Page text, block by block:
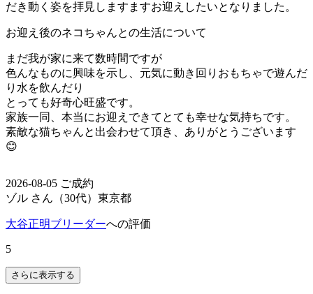
だき動く姿を拝見しますますお迎えしたいとなりました。
お迎え後のネコちゃんとの生活について
まだ我が家に来て数時間ですが
色んなものに興味を示し、元気に動き回りおもちゃで遊んだ
り水を飲んだり
とっても好奇心旺盛です。
家族一同、本当にお迎えできてとても幸せな気持ちです。
素敵な猫ちゃんと出会わせて頂き、ありがとうございます
😊
2026-08-05 ご成約
ゾル さん（30代） 東京都
大谷正明ブリーダーへの評価
5
さらに表示する